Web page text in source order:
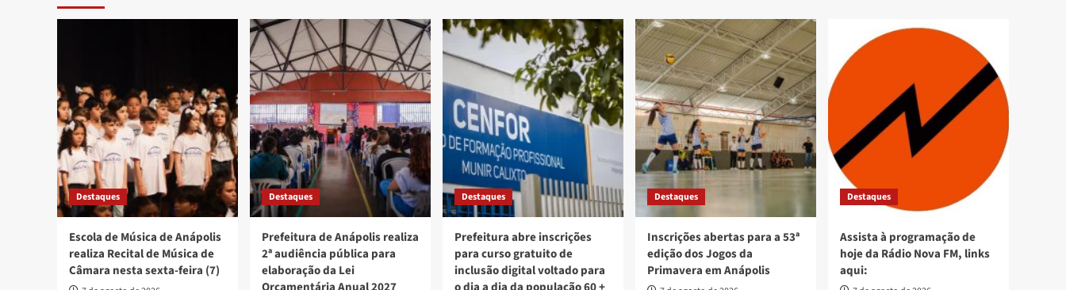
Destaques
Escola de Música de Anápolis
realiza Recital de Música de
Câmara nesta sexta-feira (7)
Destaques
Prefeitura de Anápolis realiza
2ª audiência pública para
elaboração da Lei
Destaques
Prefeitura abre inscrições
para curso gratuito de
inclusão digital voltado para
Destaques
Inscrições abertas para a 53ª
edição dos Jogos da
Primavera em Anápolis
Destaques
Assista à programação de
hoje da Rádio Nova FM, links
aqui: